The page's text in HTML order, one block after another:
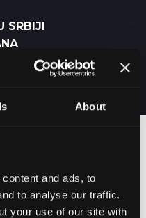
About
and ads, to
to analyse our traffic.
your use of our site with
SRBIJI